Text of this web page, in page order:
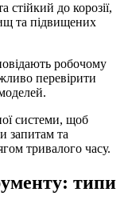
стійкий до корозії,
та підвищених
робочому
перевірити
системи, щоб
запитам та
тривалого часу.
типи